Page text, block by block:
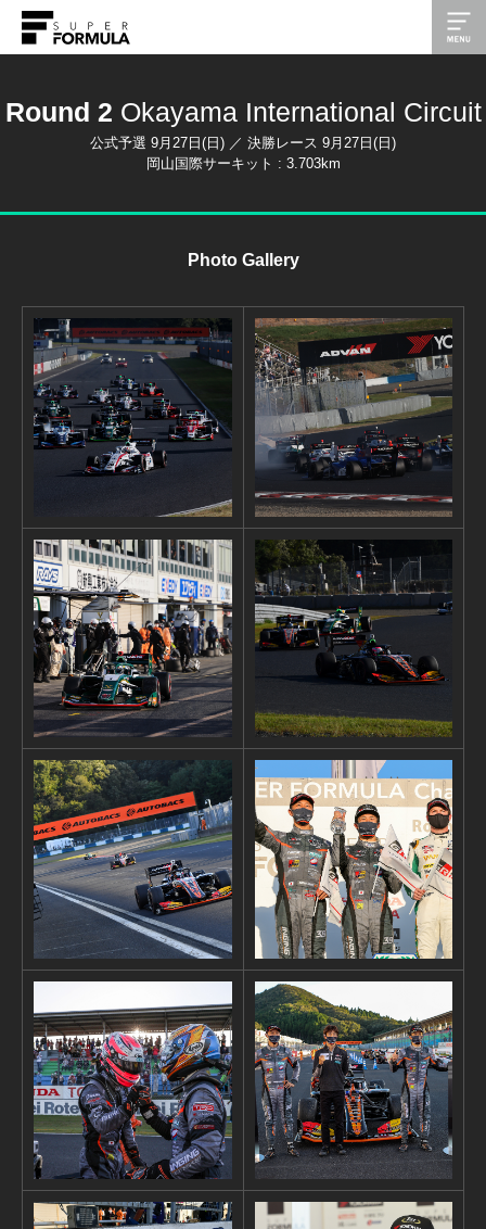
Round 2 Okayama International Circuit
公式予選 9月27日(日) ／ 決勝レース 9月27日(日)
岡山国際サーキット : 3.703km
Photo Gallery